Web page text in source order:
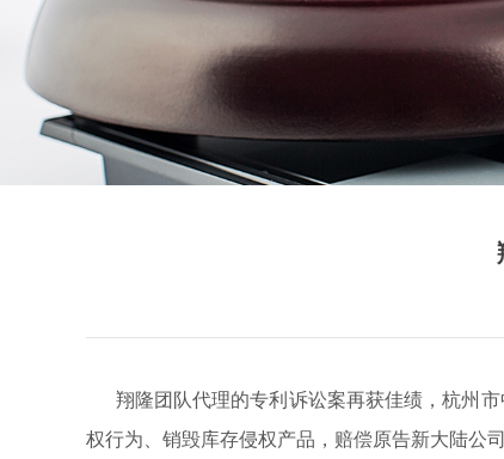
翔隆团队代理的专利诉讼案再获佳绩，杭州市
权行为、销毁库存侵权产品，赔偿原告新大陆公